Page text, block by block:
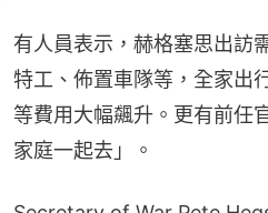
有人員表示，赫格塞思出訪
特工、佈置車隊等，全家出
等費用大幅飆升。更有前任
家庭一起去」。